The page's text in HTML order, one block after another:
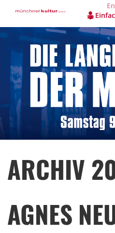
ARCHIV
AGNES